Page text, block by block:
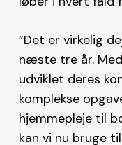
”Det er virkelig
næste tre år.
udviklet deres
komplekse
hjemmepleje til
kan vi nu bruge